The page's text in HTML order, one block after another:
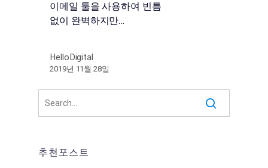
이메일 툴을 사용하여 빈틈
없이 완벽하지만…
HelloDigital
2019년 11월 28일
추천포스트